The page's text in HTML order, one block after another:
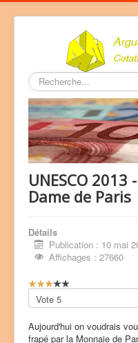
Rechercher
UNESCO
Dame de Paris
Détails
Publication : 10 mai
Affichages : 27660
V
o
t
u
Veuillez
voter
Aujourd'hui on voudrais
frapé par la Monnaie de